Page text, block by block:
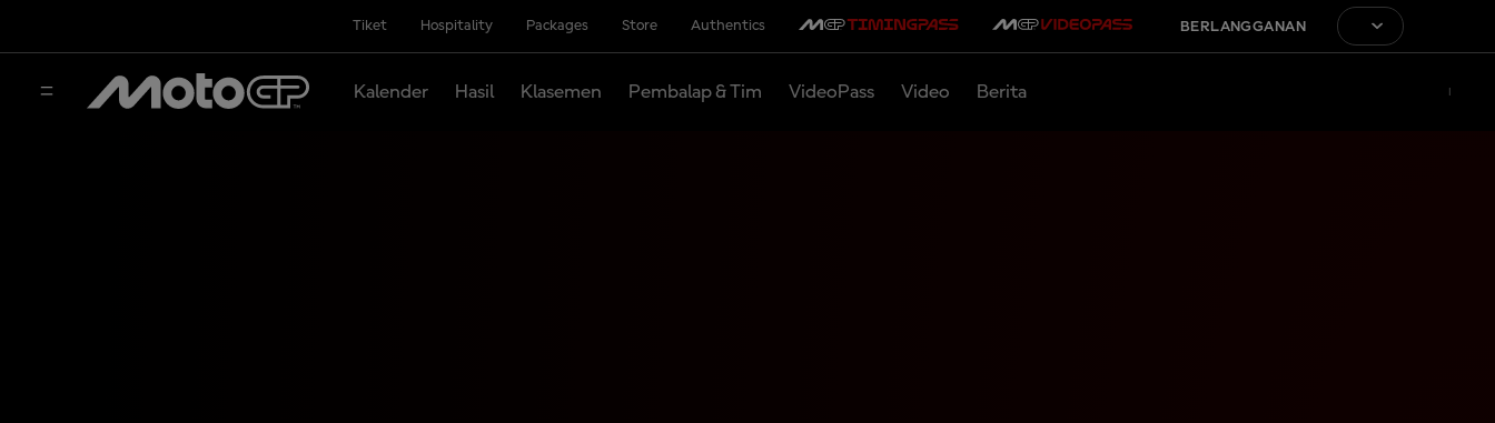
Tiket Hospitality Packages Store Authentics BERLANGGANAN
Kalender Hasil Klasemen Pembalap & Tim VideoPass Video Berita